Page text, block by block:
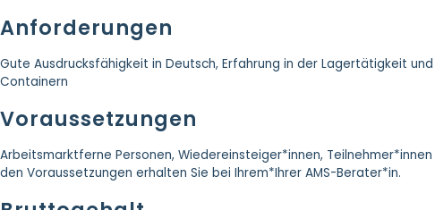
Anforderungen
Gute Ausdrucksfähigkeit in Deutsch, Erfahrung in der Lagertätigkeit
Containern
Voraussetzungen
Arbeitsmarktferne Personen, Wiedereinsteiger*innen,
den Voraussetzungen erhalten Sie bei Ihrem*Ihrer AMS-Berater*in.